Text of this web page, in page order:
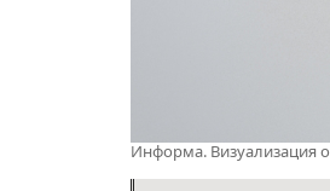
Информа. Визуализация